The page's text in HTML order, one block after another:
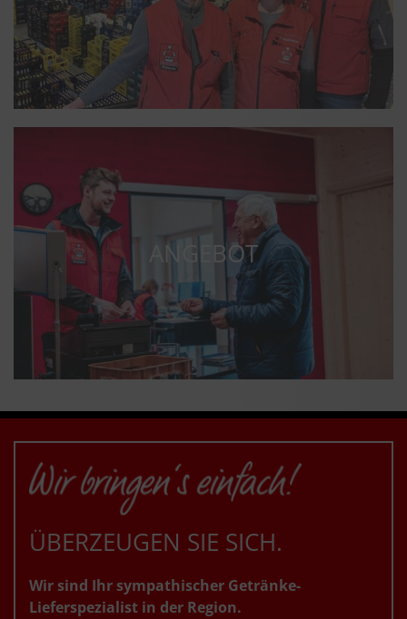
ANGEBOT
ÜBERZEUGEN SIE SICH.
Wir sind Ihr sympathischer Getränke-
Lieferspezialist in der Region.